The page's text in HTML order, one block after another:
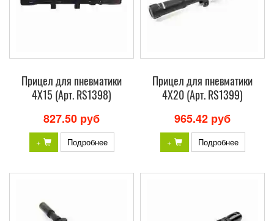
Прицел для пневматики
4X15 (Арт. RS1398)
827.50 руб
+ Подробнее
Прицел для пневматики
4X20 (Арт. RS1399)
965.42 руб
+ Подробнее